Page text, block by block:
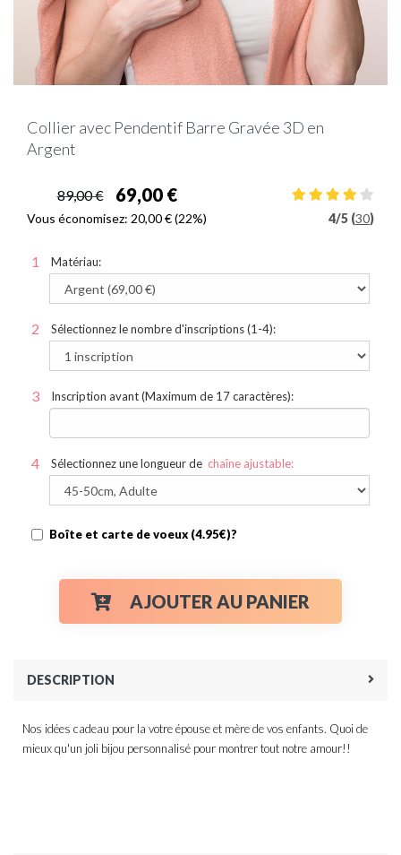
Collier avec Pendentif Barre Gravée 3D en
Argent
89,00 € 69,00 €
Vous économisez: 20,00 €(22%) 4/5 (30)
Matériau:
Sélectionnez le nombre d'inscriptions (1-4):
Inscription avant (Maximum de 17 caractères):
Sélectionnez une longueur de chaîne ajustable:
Boîte et carte de voeux (4.95€)?
AJOUTER AU PANIER
DESCRIPTION
Nos idées cadeau pour la votre épouse et mère de vos enfants. Quoi de
mieux qu'un joli bijou personnalisé pour montrer tout notre amour!!